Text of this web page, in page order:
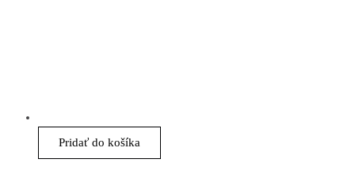
Pridať do košíka